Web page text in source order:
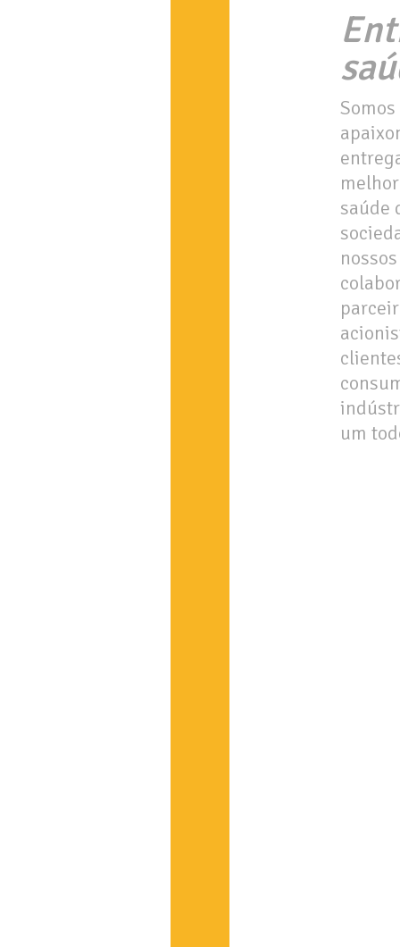
Somos
saúde
nossos
um